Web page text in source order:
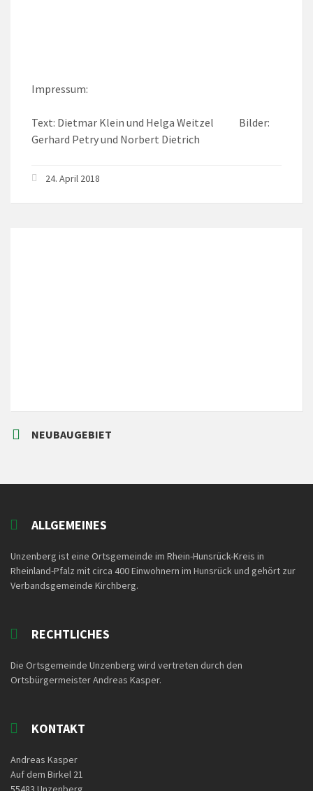
Impressum:
Text: Dietmar Klein und Helga Weitzel Bilder:
Gerhard Petry und Norbert Dietrich
24. April 2018
NEUBAUGEBIET
ALLGEMEINES
Unzenberg ist eine Ortsgemeinde im Rhein-Hunsrück-Kreis in
Rheinland-Pfalz mit circa 400 Einwohnern im Hunsrück und gehört zur
Verbandsgemeinde Kirchberg.
RECHTLICHES
Die Ortsgemeinde Unzenberg wird vertreten durch den
Ortsbürgermeister Andreas Kasper.
KONTAKT
Andreas Kasper
Auf dem Birkel 21